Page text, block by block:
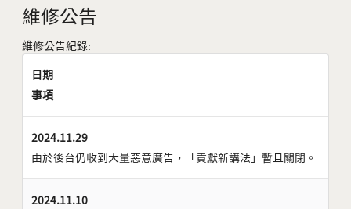
維修公告
維修公告紀錄:
日期
事項
2024.11.29
由於後台仍收到大量惡意廣告，「貢獻新講法」暫且關閉。
2024.11.10